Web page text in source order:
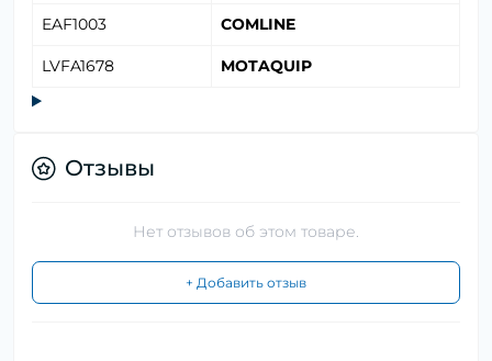
EAF1003 COMLINE
LVFA1678 MOTAQUIP
Отзывы
Нет отзывов об этом товаре.
+ Добавить отзыв